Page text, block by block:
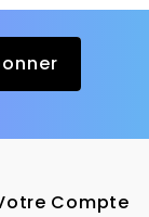
Compte